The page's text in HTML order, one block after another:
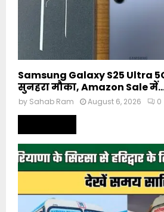
Samsung Galaxy S25 Ultra
सुनहरा मौका, Amazon Sale
by Sahab Ram August 6, 2026 0